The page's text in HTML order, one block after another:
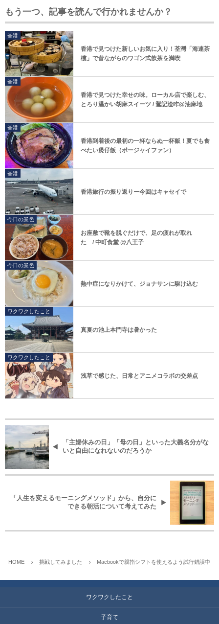
もう一つ、記事を読んで行かれませんか？
香港
香港で見つけた新しいお気に入り！荃灣「海連茶
樓」で昔ながらのワゴン式飲茶を満喫
香港
香港で見つけた幸せの味。ローカル店で楽しむ、
とろり温かい胡麻スイーツ / 鵞記渣咋@油麻地
香港
香港到着後の最初の一杯ならぬ一杯飯！夏でも食
べたい煲仔飯（ポージャイファン）
香港
香港旅行の振り返りー今回はキャセイで
今日の景色
お座敷で靴を脱ぐだけで、足の疲れが取れ
た / 中町食堂 @八王子
今日の景色
熱中症になりかけて、ジョナサンに駆け込む
ワクワクしたこと
真夏の池上本門寺は暑かった
ワクワクしたこと
浅草で感じた、日常とアニメコラボの交差点
「主婦休みの日」「母の日」といった大義名分がな
いと自由になれないのだろうか
「人生を変えるモーニングメソッド」から、自分に
できる朝活について考えてみた
HOME 挑戦してみました Macbookで親指シフトを使えるよう試行錯誤中
ワクワクしたこと
子育て